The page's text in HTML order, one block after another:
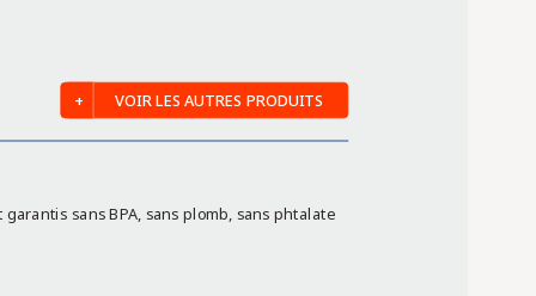
VOIR LES AUTRES PRODUITS
sans BPA, sans plomb, sans phtalate